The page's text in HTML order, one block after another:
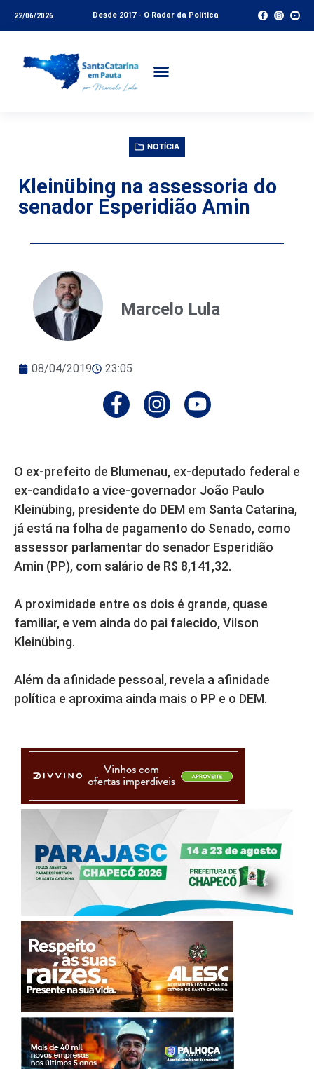
22/06/2026 Desde 2017 - O Radar da Política
NOTÍCIA
Kleinübing na assessoria do
senador Esperidião Amin
Marcelo Lula
08/04/2019 23:05
O ex-prefeito de Blumenau, ex-deputado federal e
ex-candidato a vice-governador João Paulo
Kleinübing, presidente do DEM em Santa Catarina,
já está na folha de pagamento do Senado, como
assessor parlamentar do senador Esperidião
Amin (PP), com salário de R$ 8,141,32.
A proximidade entre os dois é grande, quase
familiar, e vem ainda do pai falecido, Vilson
Kleinübing.
Além da afinidade pessoal, revela a afinidade
política e aproxima ainda mais o PP e o DEM.